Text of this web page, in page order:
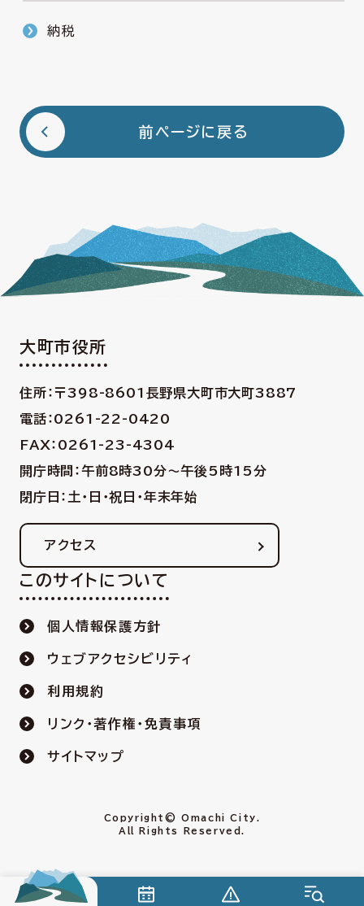
納税
前ページに戻る
大町市役所
住所：〒398-8601 長野県大町市大町3887
電話：0261-22-0420
FAX：0261-23-4304
開庁時間：午前8時30分〜午後5時15分
閉庁日：土・日・祝日・年末年始
アクセス
このサイトについて
個人情報保護方針
ウェブアクセシビリティ
利用規約
リンク・著作権・免責事項
サイトマップ
Copyright© Omachi City.
All Rights Reserved.